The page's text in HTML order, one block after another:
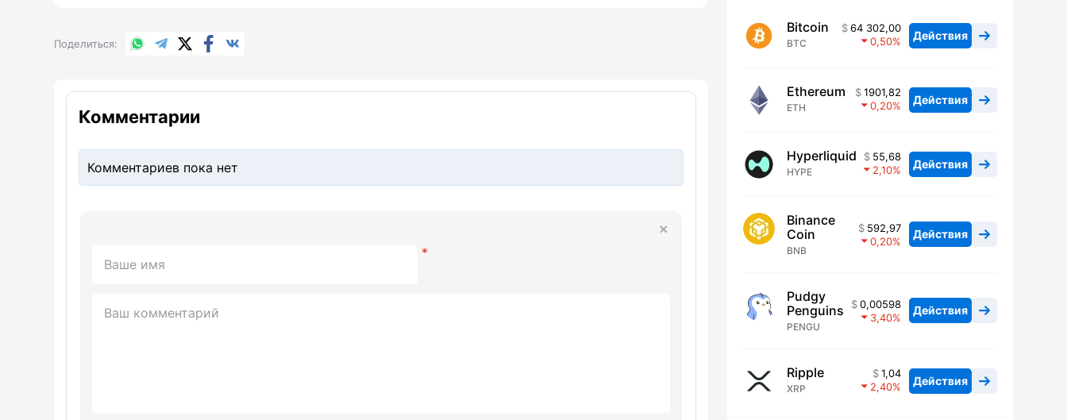
Поделиться WhatsApp
TelegramX.comFacebook
Комментарии
Комментариев пока нет
Bitcoin
BTC
64 302,00
0,50
Действия
Ethereum
ETH
1901,82
0,20
Действия
Hyperliquid
HYPE
55,68
2,10
Действия
Binance
Coin
BNB
592,97
0,20
Действия
Pudgy
Penguins
PENGU
0,00598
3,40
Действия
Ripple
XRP
1,04
2,40
Действия